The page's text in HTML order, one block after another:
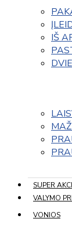
IŠ
SUPER
VALYMO
VONIOS